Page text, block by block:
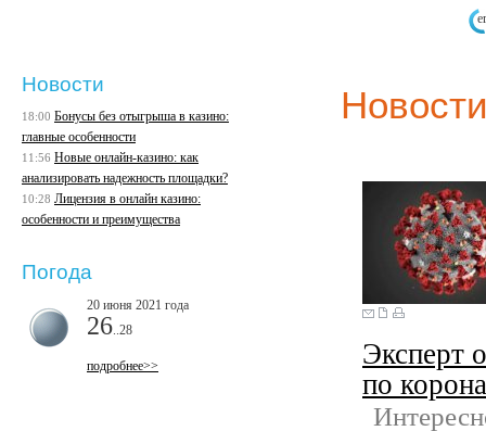
Эксперт
по
Новости
18:00 Бонусы без отыгрыша в казино:
главные особенности
11:56 Новые онлайн-казино: как
анализировать надежность площадки?
10:28 Лицензия в онлайн казино:
особенности и преимущества
Погода
20 июня 2021 года
26 ..28
подробнее>>